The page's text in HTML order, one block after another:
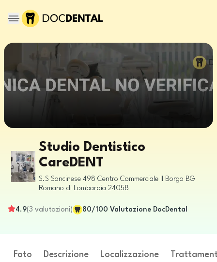
Studio Dentistico
CareDENT
S.S Soncinese 498 Centro Commerciale Il Borgo BG
Romano di Lombardia 24058
4.9(3 valutazioni) 80/100 Valutazione DocDental
Foto Descrizione Localizzazione